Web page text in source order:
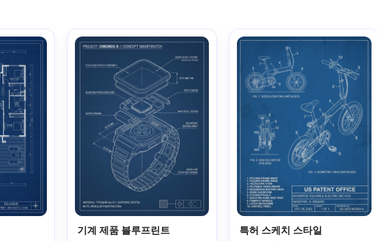
기계 제품 블루프린트 특허 스케치 스타일